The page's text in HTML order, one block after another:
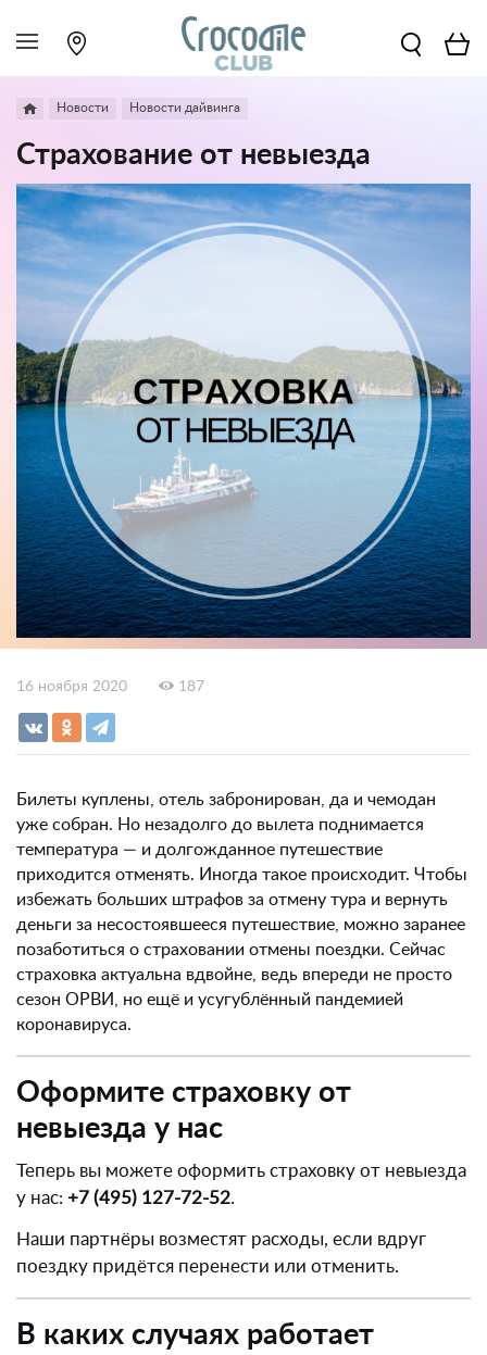
Новости Новости дайвинга
Страхование от невыезда
16 ноября 2020 187
Билеты куплены, отель забронирован, да и чемодан
уже собран. Но незадолго до вылета поднимается
температура — и долгожданное путешествие
приходится отменять. Иногда такое происходит. Чтобы
избежать больших штрафов за отмену тура и вернуть
деньги за несостоявшееся путешествие, можно заранее
позаботиться о страховании отмены поездки. Сейчас
страховка актуальна вдвойне, ведь впереди не просто
сезон ОРВИ, но ещё и усугублённый пандемией
коронавируса.
Оформите страховку от
невыезда у нас
Теперь вы можете оформить страховку от невыезда
у нас: +7 (495) 127-72-52.
Наши партнёры возместят расходы, если вдруг
поездку придётся перенести или отменить.
В каких случаях работает